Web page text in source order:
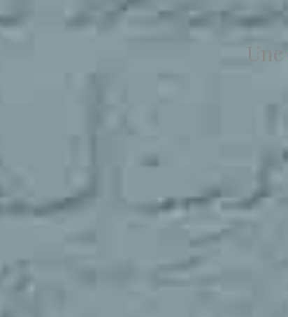
Une